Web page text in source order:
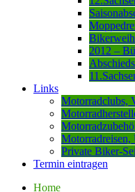
2012 –
Links
Motorradclubs,
Motorradreisen,
Private Biker-
Termin eintragen
Home